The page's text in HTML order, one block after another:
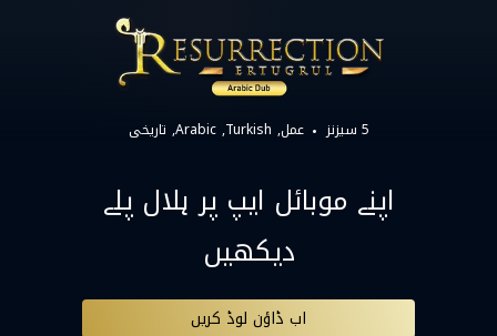
5 سیزنز عمل Turkish
Arabic تاریخی
اپنے موبائل ایپ پر ہلال پلے
دیکھیں
اب ڈاؤن لوڈ کریں